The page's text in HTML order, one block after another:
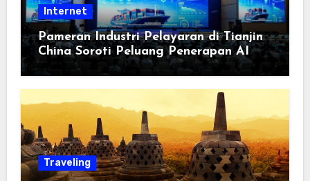
Internet
Pameran Industri Pelayaran di Tianjin
China Soroti Peluang Penerapan AI
Traveling